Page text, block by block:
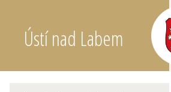
Ústí nad Labem